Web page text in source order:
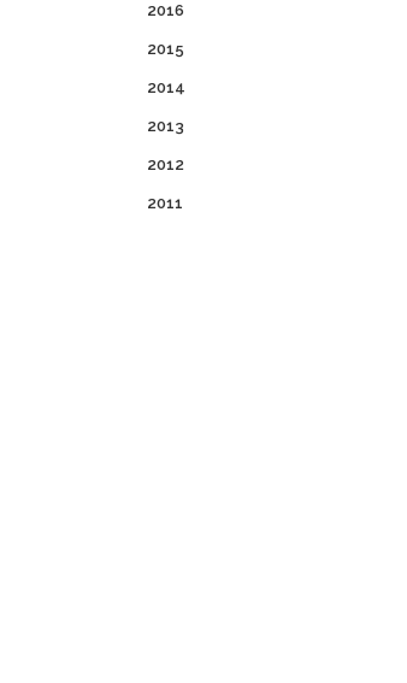
2016
2015
2014
2013
2012
2011